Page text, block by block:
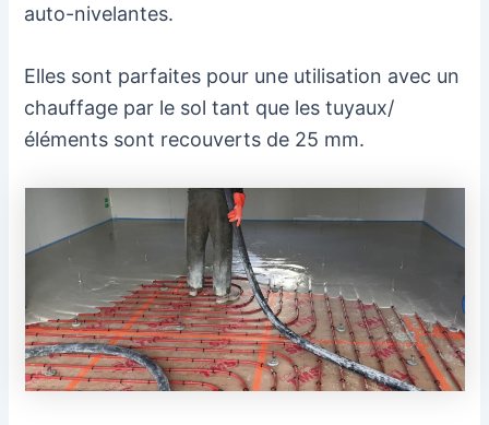
auto-nivelantes.
Elles sont parfaites pour une utilisation avec un
chauffage par le sol tant que les tuyaux/
éléments sont recouverts de 25 mm.